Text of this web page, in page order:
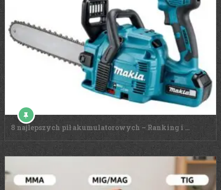
8 najlepszych pił akumulatorowych – Ranking i …